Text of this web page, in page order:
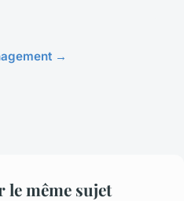
→
même sujet